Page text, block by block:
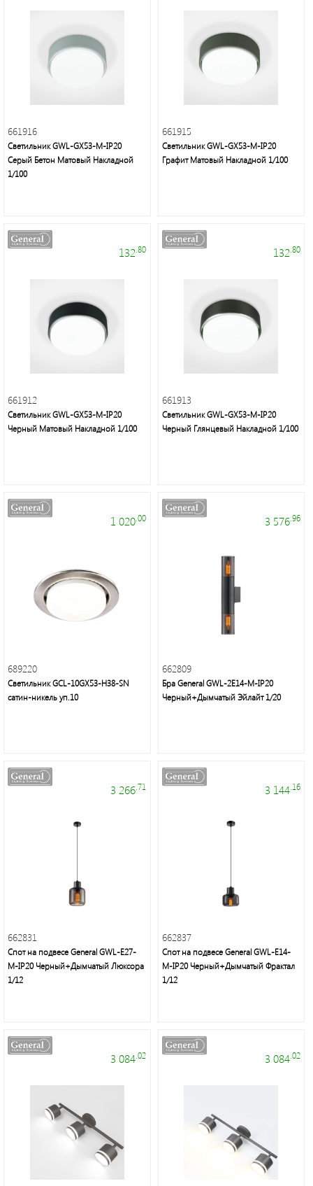
661916
Светильник GWL-GX53-M-IP20
Серый Бетон Матовый Накладной
1/100
661915
Светильник GWL-GX53-M-IP20
Графит Матовый Накладной 1/100
132 .80
661912
Светильник GWL-GX53-M-IP20
Черный Матовый Накладной 1/100
132 .80
661913
Светильник GWL-GX53-M-IP20
Черный Глянцевый Накладной 1/100
1 020.00
689220
Светильник GCL-10GX53-H38-SN
сатин-никель уп.10
3 576 .96
662809
Бра General GWL-2E14-M-IP20
Черный+Дымчатый Эйлайт 1/20
3 266.71
662831
Спот на подвесе General GWL-Е27-
M-IP20 Черный+Дымчатый Люксора
1/12
3 144 .16
662837
Спот на подвесе General GWL-Е14-
M-IP20 Черный+Дымчатый Фрактал
1/12
3 084.02 3 084 .02